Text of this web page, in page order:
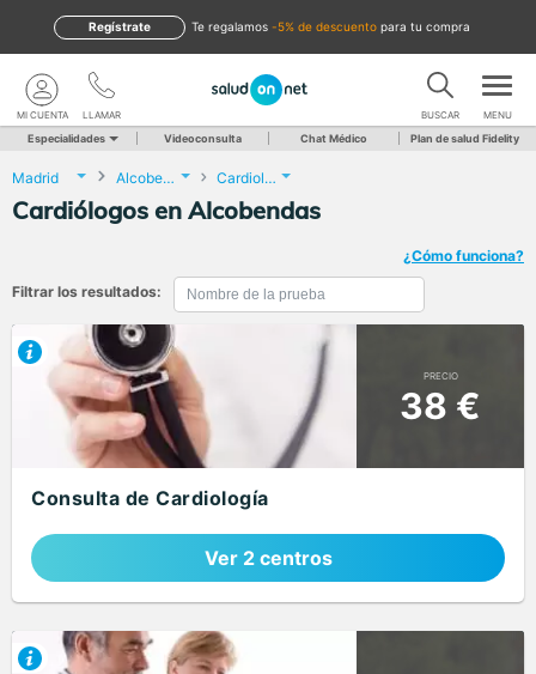
te regalamos -5% de descuento para tu compra
Regístrate
LLAMAR
MI CUENTA BUSCAR MENU
Especialidades Videoconsulta Chat Médico Plan de salud Fidelity
Madrid Alcobendas Cardiología
Cardiólogos en Alcobendas
¿Cómo funciona?
Filtrar los resultados:
PRECIO
38 €
Consulta de Cardiología
Ver 2 centros